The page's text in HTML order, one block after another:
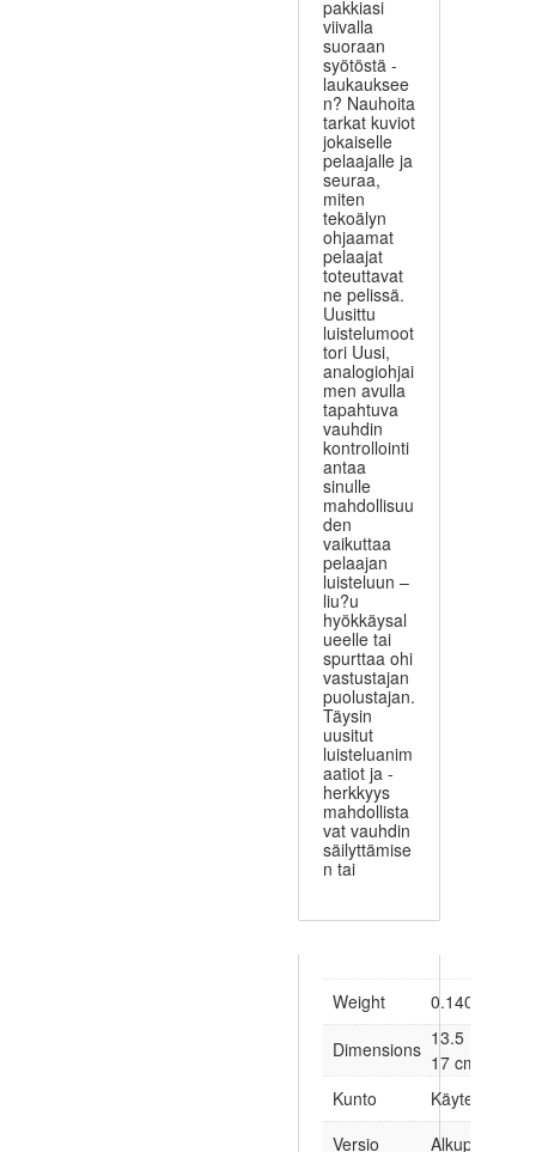
pakkiasi
viivalla
suoraan
syötöstä -
laukauksee
n? Nauhoita
tarkat kuviot
jokaiselle
pelaajalle ja
seuraa,
miten
tekoälyn
ohjaamat
pelaajat
toteuttavat
ne pelissä.
Uusittu
luistelumoot
tori Uusi,
analogiohjai
men avulla
tapahtuva
vauhdin
kontrollointi
antaa
sinulle
mahdollisuu
den
vaikuttaa
pelaajan
luisteluun –
liu?u
hyökkäysal
ueelle tai
spurttaa ohi
vastustajan
puolustajan.
Täysin
uusitut
luisteluanim
aatiot ja -
herkkyys
mahdollista
vat vauhdin
säilyttämise
n tai
Weight
0.140 kg
Dimensions 13.5 × 1.5 ×
17 cm
Kunto
Käytetty
Versio
Alkuperäinen